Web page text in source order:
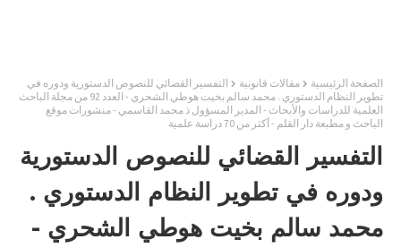
الصفحة الرئيسية مقالات قانونية
التفسير القضائي للنصوص الدستورية ودوره في
تطوير النظام الدستوري . محمد سالم بخيت هوطي الشحري - العدد 92 من مجلة الباحث
العلمية للدراسات والأبحاث - المدير المسؤول ذ محمد القاسمي - منشورات موقع
الباحث و مطبعة دار القلم - أكثر من 70 دراسة علمية
التفسير القضائي للنصوص الدستورية
ودوره في تطوير النظام الدستوري .
محمد سالم بخيت هوطي الشحري -